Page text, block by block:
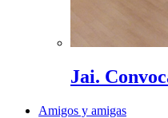
Jai.
Amigos y amigas